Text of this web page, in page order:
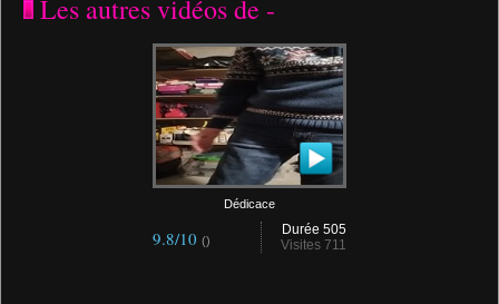
Les autres vidéos de -
Dédicace
Durée 505
Visites 711
9.8/10 ()